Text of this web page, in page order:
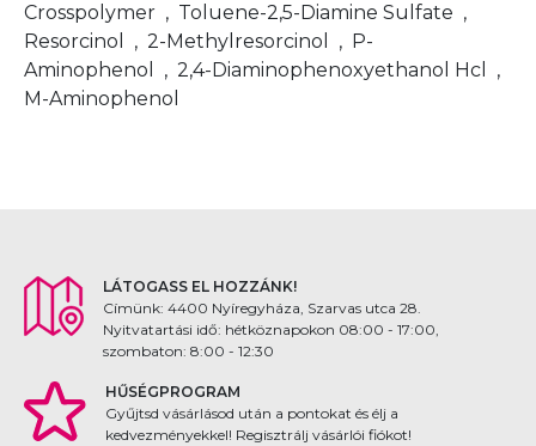
Crosspolymer , Toluene-2,5-Diamine Sulfate ,
Resorcinol , 2-Methylresorcinol , P-
Aminophenol , 2,4-Diaminophenoxyethanol Hcl ,
M-Aminophenol
LÁTOGASS EL HOZZÁNK!
Címünk: 4400 Nyíregyháza, Szarvas utca 28.
Nyitvatartási idő: hétköznapokon 08:00 - 17:00,
szombaton: 8:00 - 12:30
HŰSÉGPROGRAM
Gyűjtsd vásárlásod után a pontokat és élj a
kedvezményekkel! Regisztrálj vásárlói fiókot!